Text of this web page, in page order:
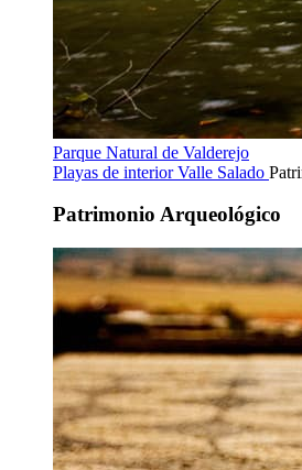
Parque Natural de Valderejo
Playas de interiorValle Salado
Patrimonio Arqueológico